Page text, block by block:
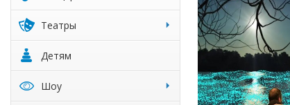
Театры
Детям
Шоу